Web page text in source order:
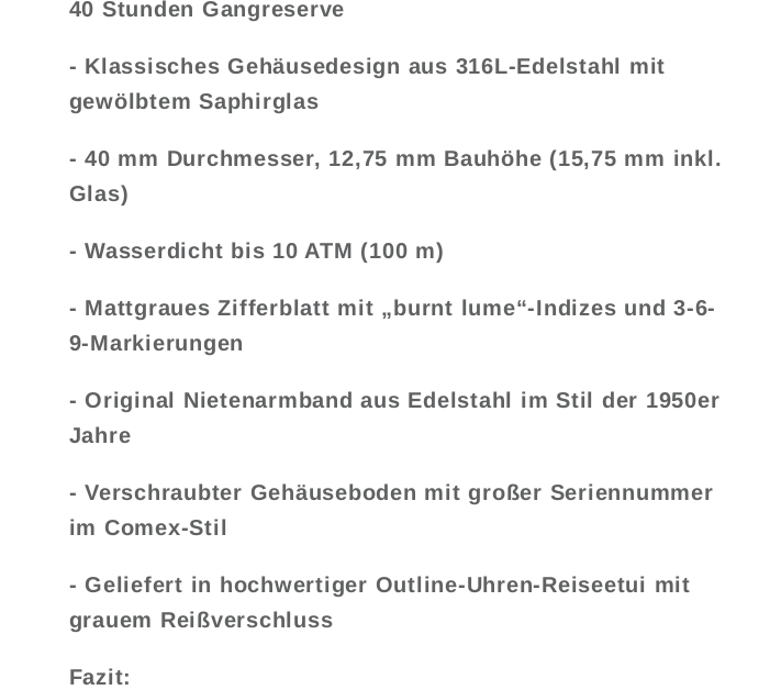
40 Stunden Gangreserve
- Klassisches Gehäusedesign aus 316L-Edelstahl mit
gewölbtem Saphirglas
- 40 mm Durchmesser, 12,75 mm Bauhöhe (15,75 mm inkl.
Glas)
- Wasserdicht bis 10 ATM (100 m)
- Mattgraues Zifferblatt mit „burnt lume“-Indizes und 3-6-
9-Markierungen
- Original Nietenarmband aus Edelstahl im Stil der 1950er
Jahre
- Verschraubter Gehäuseboden mit großer Seriennummer
im Comex-Stil
- Geliefert in hochwertiger Outline-Uhren-Reiseetui mit
grauem Reißverschluss
Fazit: